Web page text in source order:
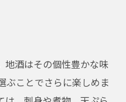
地酒はその個性豊かな味
ぶことでさらに楽しめま